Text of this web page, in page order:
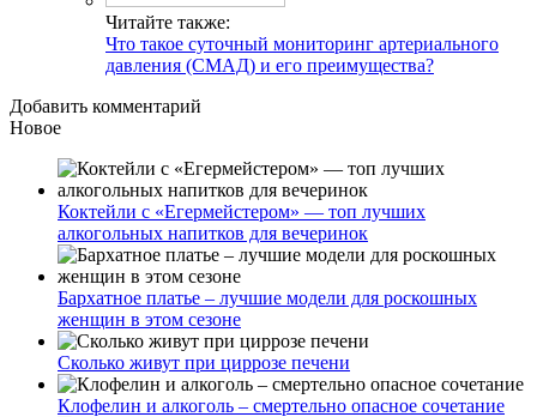
Читайте также:
Что такое суточный мониторинг артериального
давления (СМАД) и его преимущества?
Добавить комментарий
Новое
Коктейли с «Егермейстером» — топ лучших
алкогольных напитков для вечеринок
Бархатное платье – лучшие модели для роскошных
женщин в этом сезоне
Сколько живут при циррозе печени
Клофелин и алкоголь – смертельно опасное сочетание